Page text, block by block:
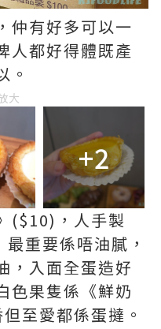
仲有好多可以一
人都好得體既產
。
大
+2
($10)，人手製
重要係唔油膩，
，入面全蛋造好
色果隻係《鮮奶
至愛都係蛋撻。